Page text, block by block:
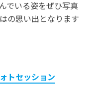
でいる姿をぜひ写真
の思い出となります
トセッション